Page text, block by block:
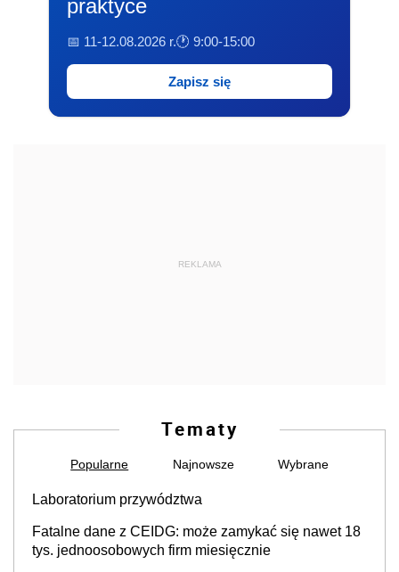
praktyce
📅 11-12.08.2026 r.🕐 9:00-15:00
Zapisz się
REKLAMA
Tematy
Popularne Najnowsze Wybrane
Laboratorium przywództwa
Fatalne dane z CEIDG: może zamykać się nawet 18
tys. jednoosobowych firm miesięcznie